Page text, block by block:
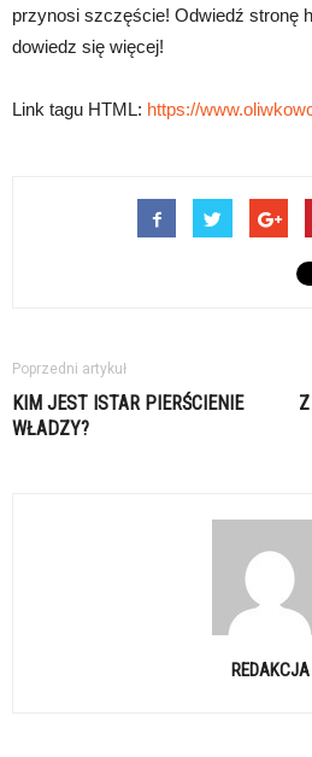
przynosi szczęście! Odwiedź stronę
dowiedz się więcej!
Link tagu HTML: https://
Poprzedni artykuł
KIM JEST ISTAR PIERŚCIENIE
WŁADZY?
REDAKCJA